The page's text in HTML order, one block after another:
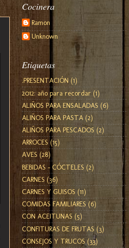
Cocinera
Ramon
Unknown
Etiquetas
.PRESENTACIÓN (1)
2012: año para recordar (1)
ALIÑOS PARA ENSALADAS (6)
ALIÑOS PARA PASTA (2)
ALIÑOS PARA PESCADOS (2)
ARROCES (15)
AVES (28)
BEBIDAS - CÓCTELES (2)
CARNES (36)
CARNES Y GUISOS (11)
COMIDAS FAMILIARES (6)
CON ACEITUNAS (5)
CONFITURAS DE FRUTAS (3)
CONSEJOS Y TRUCOS (33)